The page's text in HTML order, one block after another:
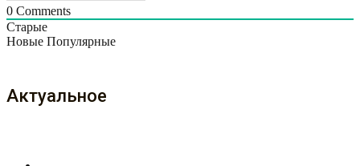
0 Comments
Старые
Новые Популярные
Актуальное